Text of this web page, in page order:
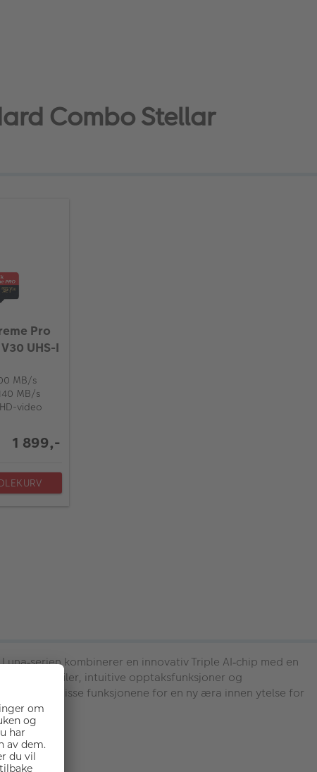
Combo Stellar
Pro
UHS-I
MB/s
MB/s
video
1 899,-
‑serien kombinerer en innovativ Triple AI‑chip med en
fargeprofiler, intuitive opptaksfunksjoner og
pner disse funksjonene for en ny æra innen ytelse for